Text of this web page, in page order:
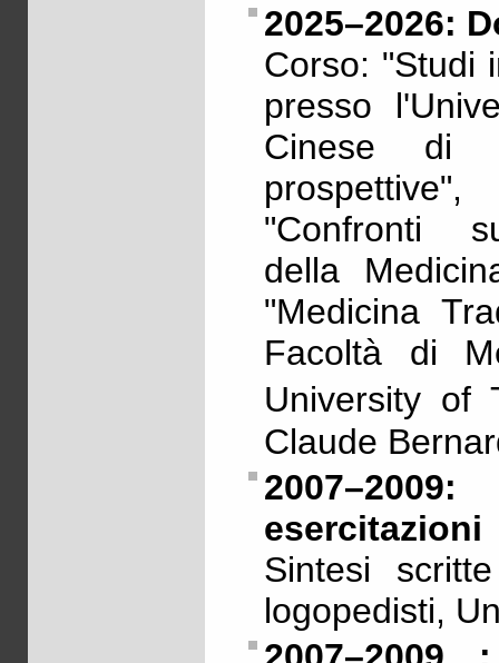
2025–2026:
Corso: "Studi
presso
Cinese di
prospettive",
"Confronti
della
"Medicina
Facoltà di
University of
Claude
esercitazioni
Sintesi
logopedisti,